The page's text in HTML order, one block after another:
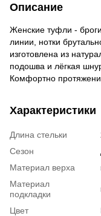
Описание
Женские туфли -
линии, нотки
изготовлена из
подошва и лёгкая
Комфортно
Характеристики
Длина стельки
Сезон
Материал верха
Материал
подкладки
Цвет